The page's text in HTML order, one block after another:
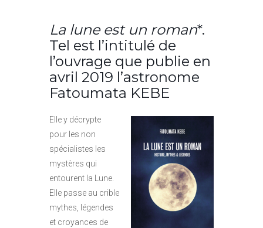
La lune est un roman*.
Tel est l’intitulé de
l’ouvrage que publie en
avril 2019 l’astronome
Fatoumata KEBE
Elle y décrypte
pour les non
spécialistes les
mystères qui
entourent la Lune.
Elle passe au crible
mythes, légendes
et croyances de